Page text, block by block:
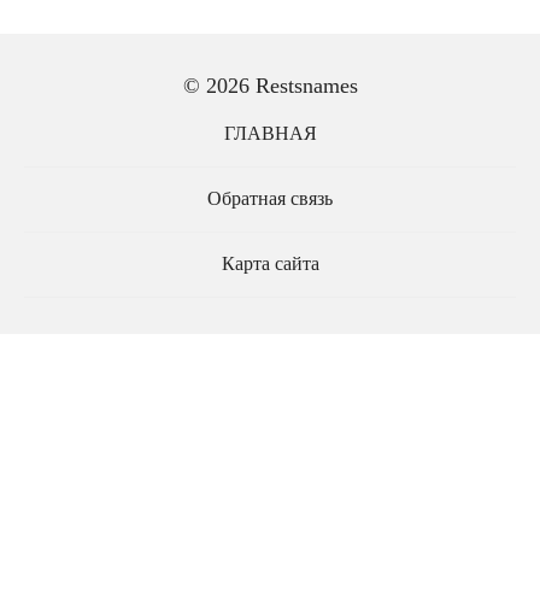
© 2026 Restsnames
ГЛАВНАЯ
Обратная связь
Карта сайта